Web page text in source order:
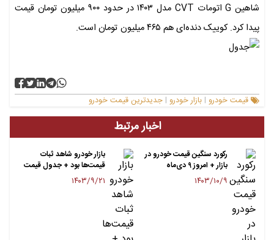
شاهین G اتومات CVT مدل ۱۴۰۳ در حدود ۹۰۰ میلیون تومان قیمت
پیدا کرد. کوییک دنده‌ای هم ۴۶۵ میلیون تومان است.
قیمت خودرو | بازار خودرو | جدیدترین قیمت خودرو
اخبار مرتبط
رکورد سنگین قیمت خودرو در
بازار + امروز ۹ دی‌ماه
۱۴۰۳/۱۰/۹
بازار خودرو شاهد ثبات
قیمت‌ها بود + جدول قیمت
۱۴۰۳/۹/۲۱